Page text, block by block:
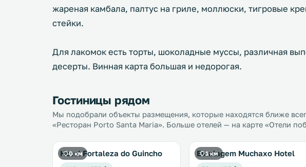
жареная камбала, палтус на гриле, моллюски, тигровые
стейки.
Для лакомок есть торты, шоколадные муссы, различная
десерты. Винная карта большая и недорогая.
Гостиницы рядом
Мы подобрали объекты размещения, которые находятся ближе
«Ресторан Porto Santa Maria». Больше отелей — на карте «Отели
0 км
Hotel Fortaleza do Guincho 1 км
Estalagem Muchaxo Hotel